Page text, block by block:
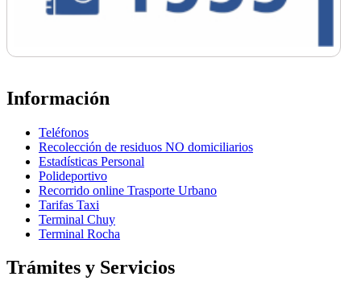
Información
Teléfonos
Recolección de residuos NO domiciliarios
Estadísticas Personal
Polideportivo
Recorrido online Trasporte Urbano
Tarifas Taxi
Terminal Chuy
Terminal Rocha
Trámites y Servicios